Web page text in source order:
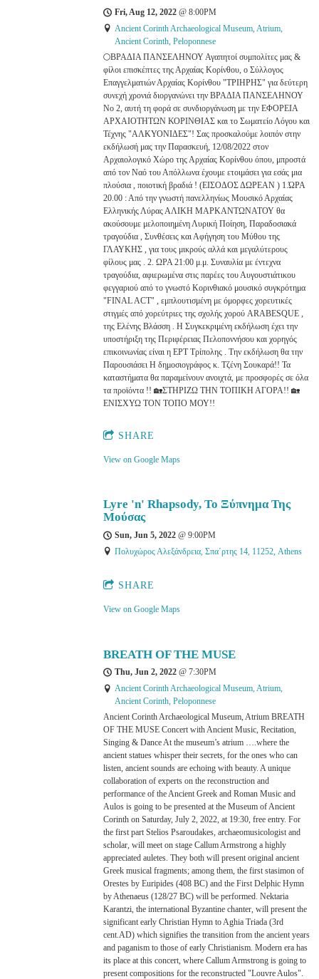
Fri, Aug 12, 2022@ 8:00PM
Ancient Corinth Archaeological Museum, Atrium,
Ancient Corinth, Peloponnese
🌕ΒΡΑΔΙΑ ΠΑΝΣΕΛΗΝΟΥ Αγαπητοί συμπολίτες μας &
φίλοι επισκέπτες της Αρχαίας Κορίνθου, ο Σύλλογος
Επαγγελματιών Αρχαίας Κορίνθου "ΤΡΙΗΡΗΣ" για δεύτερη
συνεχή χρονιά διοργανώνει την ΒΡΑΔΙΑ ΠΑΝΣΕΛΗΝΟΥ
Νο 2, αυτή τη φορά σε συνδιοργάνωση με την ΕΦΟΡΕΙΑ
ΑΡΧΑΙΟΤΗΤΩΝ ΚΟΡΙΝΘΙΑΣ και το Σωματείο Λόγου και
Τέχνης "ΑΛΚΥΟΝΙΔΕΣ"! Σας προσκαλούμε λοιπόν στην
εκδήλωσή μας την Παρασκευή, 12/08/2022 στον
Αρχαιολογικό Χώρο της Αρχαίας Κορίνθου όπου, μπροστά
από τον Ναό του Απόλλωνα έχουμε ετοιμάσει για εσάς μια
πλούσια , ποιοτική βραδιά ! (ΕΙΣΟΔΟΣ ΔΩΡΕΑΝ ) 1.ΏΡΑ
20.00 : Από την γνωστή πανελληνίως Μουσικό Αρχαίας
Ελληνικής Λύρας ΑΛΙΚΗ ΜΑΡΚΑΝΤΩΝΑΤΟΥ θα
ακούσουμε μελοποιημένη Λυρική Ποίηση, Παραδοσιακά
τραγούδια , Συνθέσεις και Αφήγηση του Μύθου της
ΓΛΑΥΚΗΣ , για τους μικρούς αλλά και μεγαλύτερους
φίλους μας . 2. ΩΡΑ 21:00 μ.μ. Συναυλία με έντεχνα
τραγούδια, αφιερωμένα στις παρέες του Αυγουστιάτικου
φεγγαριού από το γνωστό Κορινθιακό μουσικό συγκρότημα
"FINAL ACT" , εμπλουτισμένη με όμορφες χορευτικές
στιγμές από χορεύτριες της σχολής χορού ARABESQUE ,
της Ελένης Βλάσση . Η Συγκεκριμένη εκδήλωση έχει την
υποστήριξη της Περιφέρειας Πελοποννήσου και χορηγός
επικοινωνίας είναι η ΕΡΤ Τρίπολης . Την εκδήλωση θα την
Παρουσιάσει Η δημοσιογράφος κ. Τζένη Σουκαρά!! Τα
καταστήματα θα παραμείνουν ανοιχτά, με προσφορές σε όλα
τα προϊόντα !! 🏡ΣΤΗΡΙΖΩ ΤΗΝ ΤΟΠΙΚΗ ΑΓΟΡΑ!! 🏡
ΕΝΙΣΧΥΩ ΤΟΝ ΤΟΠΟ ΜΟΥ!!
SHARE
View on Google Maps
Lyre 'n' Rhapsody, Το Ξύπνημα Της
Μούσας
Sun, Jun 5, 2022@ 9:00PM
Πολυχώρος Αλεξάνδρεια, Σπα΄ρτης 14, 11252, Athens
SHARE
View on Google Maps
BREATH OF THE MUSE
Thu, Jun 2, 2022@ 7:30PM
Ancient Corinth Archaeological Museum, Atrium,
Ancient Corinth, Peloponnese
Ancient Corinth Archaeological Museum, Atrium BREATH
OF THE MUSE Concert with Ancient Music, Recitation,
Singing & Dance At the museum’s atrium ….where the
ancient statues whisper their secrets, for the ones who can
listen, ancient sounds are echoing with beauty. A unique
collaboration of experts on the reconstruction and
performance of the Ancient Greek and Roman Music and
Aulos is going to be presented at the Museum of Ancient
Corinth on Saturday, July 2, 2022, at 19:30, free entry. For
the first part Stelios Psaroudakes, archaeomusicologist and
scholar, will meet on stage Callum Armstrong a highly
appreciated auletes. They both will present original ancient
Greek musical fragments; among them, the first stasimon of
Orestes by Euripides (408 BC) and the First Delphic Hymn
by Athenaeus (128/27 BC) will be performed. Nektaria
Karantzi, the international Byzantine chanter, will present the
significant early Christian Hymn to Aghia Triada (3rd
cent.AD) which signifies the transition from the ancient years
and paganism to those of early Christianism. Modern era has
its place at this concert, where Callum Armstrong is going to
present compositions for the reconstructed "Louvre Aulos".